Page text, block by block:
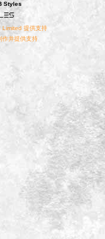
Styles
提供支持
并提供支持